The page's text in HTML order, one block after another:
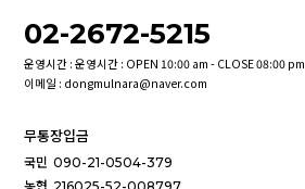
02-2672-5215
운영시간 : 운영시간 : OPEN 10:00 am - CLOSE 08:00 pm
이메일 : dongmulnara@naver.com
무통장입금
국민 090-21-0504-379
농협